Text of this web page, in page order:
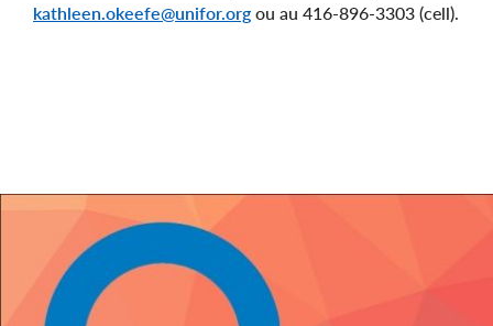
kathleen.okeefe@unifor.org ou au 416-896-3303 (cell).